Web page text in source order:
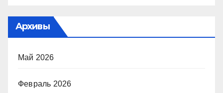
Архивы
Май 2026
Февраль 2026